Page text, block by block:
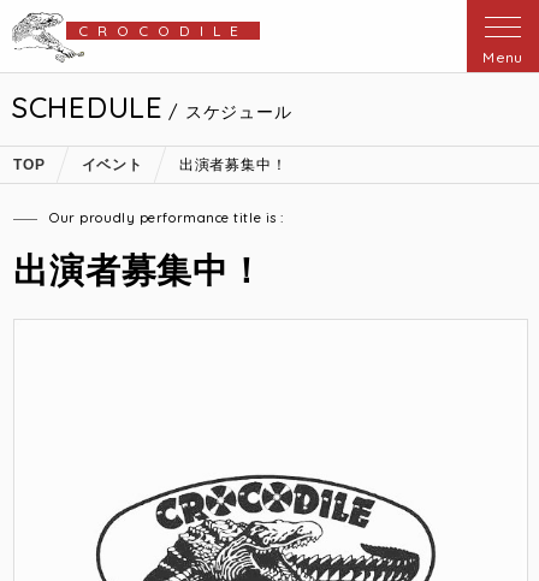
CROCODILE
Menu
SCHEDULE / スケジュール
TOP イベント 出演者募集中！
Our proudly performance title is :
出演者募集中！